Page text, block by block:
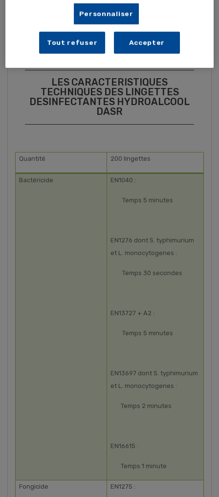
une efficacité bactéricide et virucide et 15 minutes pour une
activité fongicide. On ne pourra également que vous
LES CARACTERISTIQUES
TECHNIQUES DES LINGETTES
DESINFECTANTES HYDROALCOOL
DASR
Quantité 200 lingettes
Bactéricide EN1040 :
Temps 5 minutes
EN1276 dont S. typhimurium
et L. monocytogenes :
Temps 30 secondes
EN13727 + A2 :
Temps 5 minutes
EN13697 dont S. typhimurium
et L. monocytogenes :
Temps 2 minutes
EN16615 :
Temps 1 minute
Fongicide EN1275 :
Personnaliser
Tout refuser Accepter